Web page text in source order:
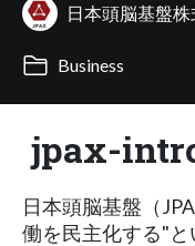
日本頭脳基盤株
Business
jpax-
日本頭脳基盤（
働を民主化する"と